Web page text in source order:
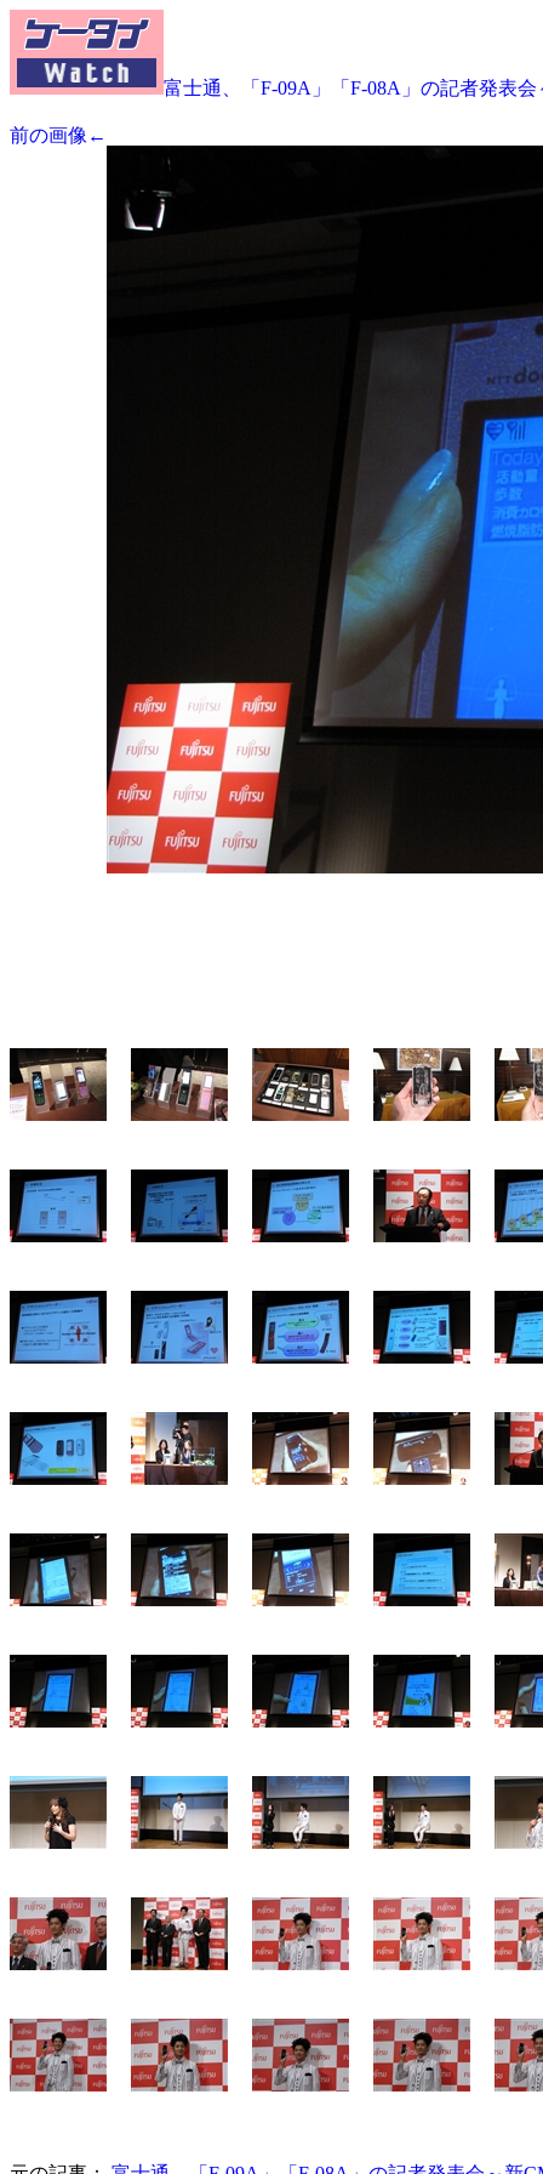
富士通、「F-09A」「F-08A」の記者発表
前の画像←